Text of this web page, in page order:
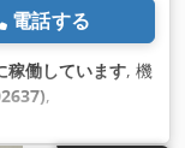
電話する
稼働しています, 機
,